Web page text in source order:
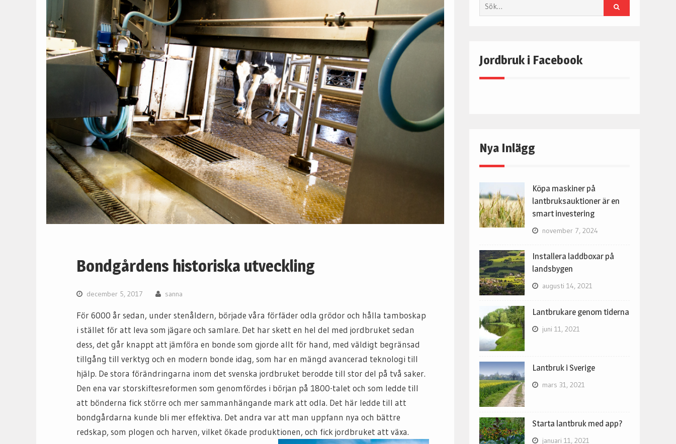
Bondgårdens historiska utveckling
december 5, 2017 sanna
För 6000 år sedan, under stenåldern, började våra förfäder odla grödor och hålla tamboskap
i stället för att leva som jägare och samlare. Det har skett en hel del med jordbruket sedan
dess, det går knappt att jämföra en bonde som gjorde allt för hand, med väldigt begränsad
tillgång till verktyg och en modern bonde idag, som har en mängd avancerad teknologi till
hjälp. De stora förändringarna inom det svenska jordbruket berodde till stor del på två saker.
Den ena var storskiftesreformen som genomfördes i början på 1800-talet och som ledde till
att bönderna fick större och mer sammanhängande mark att odla. Det här ledde till att
bondgårdarna kunde bli mer effektiva. Det andra var att man uppfann nya och bättre
redskap, som plogen och harven, vilket ökade produktionen, och fick jordbruket att växa.
Sök
Jordbruk i Facebook
Nya Inlägg
Köpa maskiner på
lantbruksauktioner är en
smart investering
november 7, 2024
Installera laddboxar på
landsbygen
augusti 14, 2021
Lantbrukare genom tiderna
juni 11, 2021
Lantbruk i Sverige
mars 31, 2021
Starta lantbruk med app?
januari 11, 2021